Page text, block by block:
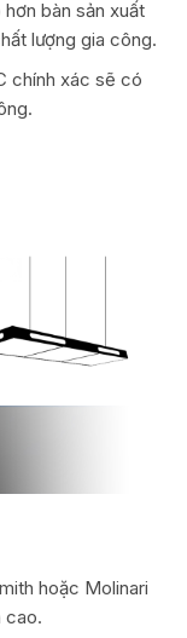
bàn sản xuất
lượng gia công.
chính xác sẽ có
hoặc Molinari
cao.